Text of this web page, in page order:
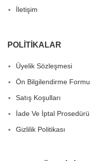
İletişim
POLITIKALAR
Üyelik Sözleşmesi
Ön Bilgilendirme Formu
Satış Koşulları
İade Ve İptal Prosedürü
Gizlilik Politikası